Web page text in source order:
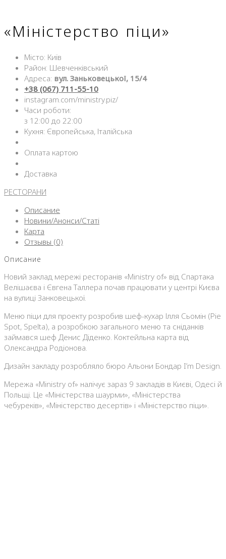
«Міністерство піци»
Місто: Київ
Район: Шевченківський
Адреса: вул. Заньковецької, 15/4
+38 (067) 711-55-10
instagram.com/ministry.piz/
Часи роботи:
з 12:00 до 22:00
Кухня: Європейська, Італійська
Оплата картою
Доставка
РЕСТОРАНИ
Описание
Новини/Анонси/Статі
Карта
Отзывы (0)
Описание
Новий заклад мережі ресторанів «Ministry of» від Спартака
Велішаєва і Євгена Таллера почав працювати у центрі Києва
на вулиці Занковецької.
Меню піци для проекту розробив шеф-кухар Ілля Сьомін (Pie
Spot, Spelta), а розробкою загального меню та сніданків
займався шеф Денис Діденко. Коктейльна карта від
Олександра Родіонова.
Дизайн закладу розробляло бюро Альони Бондар I’m Design.
Мережа «Ministry of» налічує зараз 9 закладів в Києві, Одесі й
Польщі. Це «Міністерства шаурми», «Міністерства
чебуреків», «Міністерство десертів» і «Міністерство піци».